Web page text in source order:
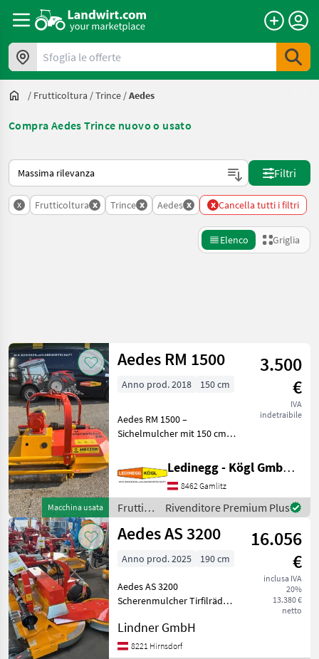
Sfoglia le offerte
/ Frutticoltura /Trince /Aedes
Compra Aedes Trince nuovo o usato
Ecco come viene ordinato su Landwirt.com
Filtri
x Frutticoltura x Trince x Aedes x x Cancella tutti i filtri
Elenco Griglia
ricerca
Categoria 4 Paese Filtri
PERCORSO
ATTUALE
Settore
agricolo
Frutticoltura
Trince
Aedes
SCEGLI
CATEGORIA
Aedes
Fischer
Reimposta
Mostra
4
risultati
Macchina usata
Aedes RM 1500
3.500
€
IVA
indetraibile
Anno prod. 2018 150 cm
Aedes RM 1500 –
Sichelmulcher mit 150 cm
Beschreibung: Der Aedes
RM 1500 ist ein robustes
Sichelmulchgerät für den
professionellen Eins
Ledinegg - Kögl GmbH - Obst- und Weinbautechnik
8462 Gamlitz
Frutticoltura
/ Aedes
Rivenditore Premium Plus
Aedes AS 3200
16.056
€
inclusa IVA
20%
13.380 €
netto
Anno prod. 2025 190 cm
Aedes AS 3200
Scherenmulcher Tirfilräder,
Arbeitsbreite 1, 90 bis 3,
20m Frutticoltura Trince
Lindner GmbH
8221 Hirnsdorf